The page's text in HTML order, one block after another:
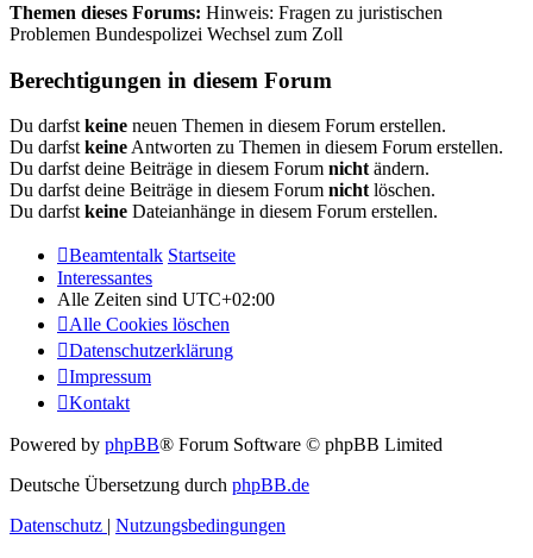
Themen dieses Forums: Hinweis: Fragen zu juristischen
Problemen Bundespolizei Wechsel zum Zoll
Berechtigungen in diesem Forum
Du darfst keine neuen Themen in diesem Forum erstellen.
Du darfst keine Antworten zu Themen in diesem Forum erstellen.
Du darfst deine Beiträge in diesem Forum nicht ändern.
Du darfst deine Beiträge in diesem Forum nicht löschen.
Du darfst keine Dateianhänge in diesem Forum erstellen.
Beamtentalk Startseite
Interessantes
Alle Zeiten sind UTC+02:00
Alle Cookies löschen
Datenschutzerklärung
Impressum
Kontakt
Powered by phpBB® Forum Software © phpBB Limited
Deutsche Übersetzung durch phpBB.de
Datenschutz | Nutzungsbedingungen